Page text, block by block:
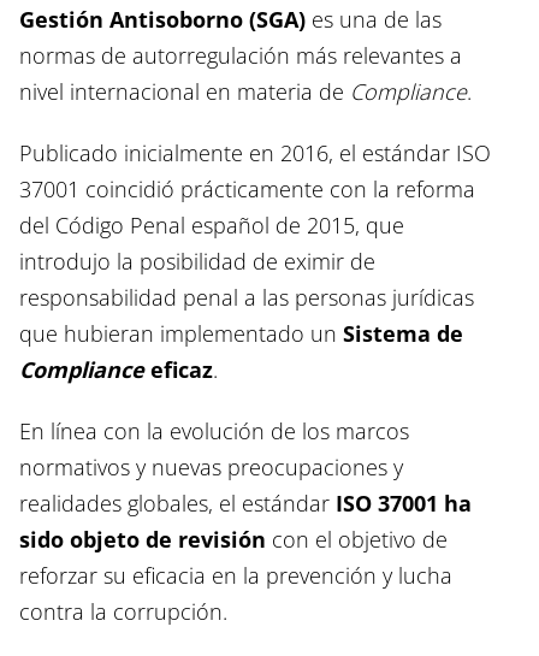
Gestión Antisoborno (SGA) es una de las
normas de autorregulación más relevantes a
nivel internacional en materia de Compliance.
Publicado inicialmente en 2016, el estándar ISO
37001 coincidió prácticamente con la reforma
del Código Penal español de 2015, que
introdujo la posibilidad de eximir de
responsabilidad penal a las personas jurídicas
que hubieran implementado un Sistema de
Complianceeficaz.
En línea con la evolución de los marcos
normativos y nuevas preocupaciones y
realidades globales, el estándar ISO 37001 ha
sido objeto de revisión con el objetivo de
reforzar su eficacia en la prevención y lucha
contra la corrupción.